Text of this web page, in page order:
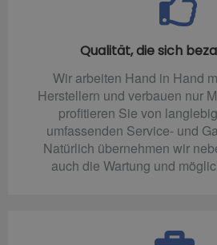
Qualität, die sich
Wir arbeiten Hand in Hand
Herstellern und verbauen nur
profitieren Sie von
umfassenden Service- und
Natürlich übernehmen wir
auch die Wartung und